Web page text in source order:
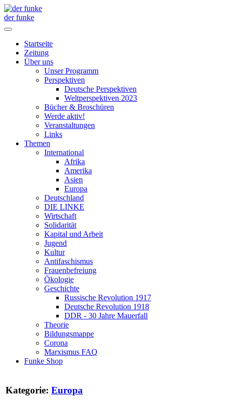
der funke
Startseite
Zeitung
Über uns
Unser Programm
Perspektiven
Deutsche Perspektiven
Weltperspektiven 2023
Bücher & Broschüren
Werde aktiv!
Veranstaltungen
Links
Themen
International
Afrika
Amerika
Asien
Europa
Deutschland
DIE LINKE
Wirtschaft
Solidarität
Kapital und Arbeit
Jugend
Kultur
Antifaschismus
Frauenbefreiung
Ökologie
Geschichte
Russische Revolution 1917
Deutsche Revolution 1918
DDR - 30 Jahre Mauerfall
Theorie
Bildungsmappe
Corona
Marxismus FAQ
Funke Shop
Kategorie: Europa